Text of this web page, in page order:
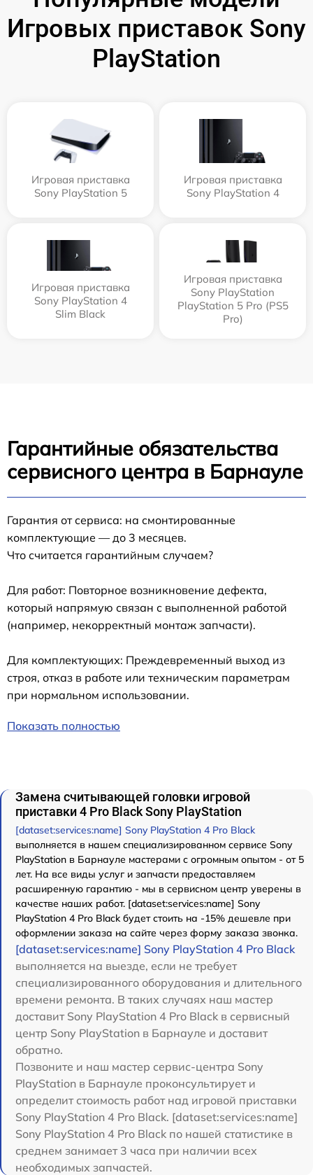
Игровых приставок Sony
PlayStation
Игровая приставка
Sony PlayStation 5
Игровая приставка
Sony PlayStation 4
Игровая приставка
Sony PlayStation 4
Slim Black
Игровая приставка
Sony PlayStation
PlayStation 5 Pro (PS5
Pro)
Гарантийные обязательства
сервисного центра в Барнауле
Гарантия от сервиса: на смонтированные
комплектующие — до 3 месяцев.
Что считается гарантийным случаем?
Для работ: Повторное возникновение дефекта,
который напрямую связан с выполненной работой
(например, некорректный монтаж запчасти).
Для комплектующих: Преждевременный выход из
строя, отказ в работе или техническим параметрам
при нормальном использовании.
Показать полностью
Замена считывающей головки игровой
приставки 4 Pro Black Sony PlayStation
[dataset:services:name] Sony PlayStation 4 Pro Black
выполняется в нашем специализированном сервисе Sony
PlayStation в Барнауле мастерами с огромным опытом - от 5
лет. На все виды услуг и запчасти предоставляем
расширенную гарантию - мы в сервисном центр уверены в
качестве наших работ. [dataset:services:name] Sony
PlayStation 4 Pro Black будет стоить на -15% дешевле при
оформлении заказа на сайте через форму заказа звонка.
[dataset:services:name] Sony PlayStation 4 Pro Black
выполняется на выезде, если не требует
специализированного оборудования и длительного
времени ремонта. В таких случаях наш мастер
доставит Sony PlayStation 4 Pro Black в сервисный
центр Sony PlayStation в Барнауле и доставит
обратно.
Позвоните и наш мастер сервис-центра Sony
PlayStation в Барнауле проконсультирует и
определит стоимость работ над игровой приставки
Sony PlayStation 4 Pro Black. [dataset:services:name]
Sony PlayStation 4 Pro Black по нашей статистике в
среднем занимает 3 часа при наличии всех
необходимых запчастей.